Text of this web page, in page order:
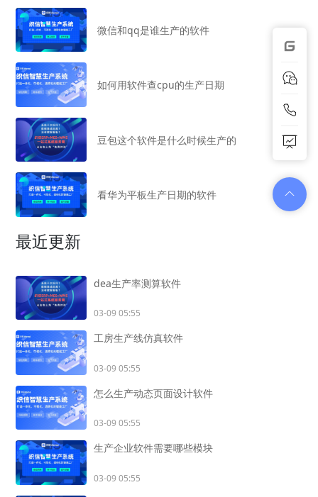
微信和qq是谁生产的软件
如何用软件查cpu的生产日期
豆包这个软件是什么时候生产的
看华为平板生产日期的软件
最近更新
dea生产率测算软件
03-09 05:55
工房生产线仿真软件
03-09 05:55
怎么生产动态页面设计软件
03-09 05:55
生产企业软件需要哪些模块
03-09 05:55